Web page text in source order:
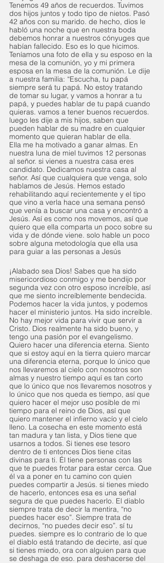
Tenemos 49 años de recuerdos. Tuvimos
dos hijos juntos y todo tipo de nietos. Pasó
42 años con su marido. de hecho, dios le
habló una noche que en nuestra boda
debemos honrar a nuestros cónyuges que
habían fallecido. Eso es lo que hicimos.
Teníamos una foto de ella y su esposo en la
mesa de la comunión, yo y mi primera
esposa en la mesa de la comunión. Le dije
a nuestra familia: “Escucha, tu papá
siempre será tu papá. No estoy tratando
de tomar su lugar, y vamos a honrar a tu
papá, y puedes hablar de tu papá cuando
quieras. vamos a tener buenos recuerdos.
luego les dije a mis hijos, saben que
pueden hablar de su madre en cualquier
momento que quieran hablar de ella.
Ella me ha motivado a ganar almas. En
nuestra luna de miel tuvimos 12 personas
al señor. si vienes a nuestra casa eres
candidato. Dedicamos nuestra casa al
señor. Así que cualquiera que venga, solo
hablamos de Jesús. Hemos estado
rehabilitando aquí recientemente y el tipo
que vino a verla hace una semana pensó
que venía a buscar una casa y encontró a
Jesús. Así es como nos movemos, así que
quiero que ella comparta un poco sobre su
vida y de dónde viene. solo hable un poco
sobre alguna metodología que ella usa
para guiar a las personas a Jesús
¡Alabado sea Dios! Sabes que ha sido
misericordioso conmigo y me bendijo por
segunda vez con otro esposo increíble, así
que me siento increíblemente bendecida.
Podemos hacer la vida juntos, y podemos
hacer el ministerio juntos. Ha sido increíble.
No hay mejor vida para vivir que servir a
Cristo. Dios realmente ha sido bueno, y
tengo una pasión por el evangelismo.
Quiero hacer una diferencia eterna. Siento
que si estoy aquí en la tierra quiero marcar
una diferencia eterna, porque lo único que
nos llevaremos al cielo con nosotros son
almas y nuestro tiempo aquí es tan corto
que lo único que nos llevaremos nosotros y
lo único que nos queda es tiempo, así que
quiero hacer el mejor uso posible de mi
tiempo para el reino de Dios, así que
quiero mantener el infierno vacío y el cielo
lleno. La cosecha en este momento está
tan madura y tan lista, y Dios tiene que
usarnos a todos. Si tienes ese tesoro
dentro de ti entonces Dios tiene citas
divinas para ti. Él tiene personas con las
que te puedes frotar para estar cerca. Que
él va a poner en tu camino con quien
puedes compartir a Jesús. si tienes miedo
de hacerlo, entonces esa es una señal
segura de que puedes hacerlo. El diablo
siempre trata de decir la mentira, “no
puedes hacer eso”. Siempre trata de
decirnos, “no puedes decir eso”. sí tu
puedes. siempre es lo contrario de lo que
el diablo está tratando de decirte, así que
si tienes miedo, ora con alguien para que
se deshaga de eso. para deshacerse del